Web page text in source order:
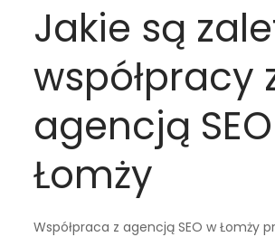
Jakie są
współpracy
agencją
Łomży
Współpraca z agencją SEO w Łomży